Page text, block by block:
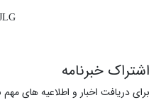
اشتراک خبرنامه
برای دریافت اخبار و اطلاعیه های